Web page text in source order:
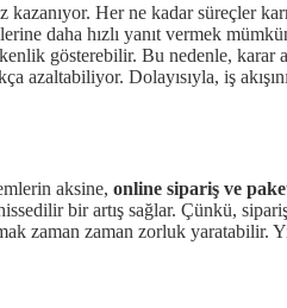
kazanıyor. Her ne kadar süreçler
daha hızlı yanıt vermek
gösterebilir. Bu nedenle,
azaltabiliyor. Dolayısıyla, iş
aksine, online sipariş ve
bir artış sağlar. Çünkü,
zaman zaman zorluk yaratabilir.